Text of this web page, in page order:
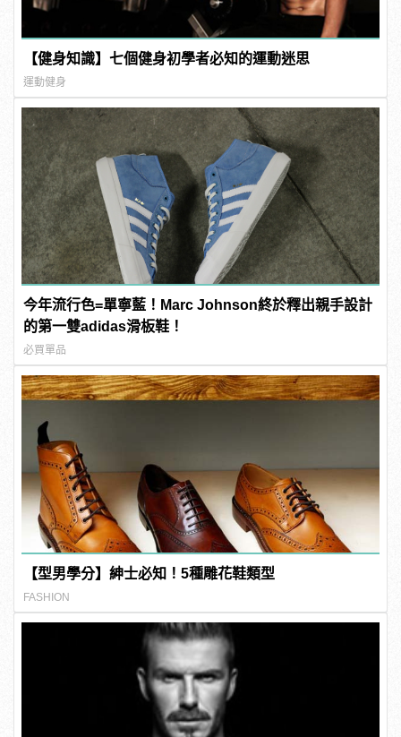
【健身知識】七個健身初學者必知的運動迷思
運動健身
今年流行色=單寧藍！Marc Johnson終於釋出親手設計
的第一雙adidas滑板鞋！
必買單品
【型男學分】紳士必知！5種雕花鞋類型
FASHION